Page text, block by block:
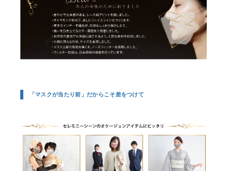
「マスクが当たり前」だからこそ差をつけて